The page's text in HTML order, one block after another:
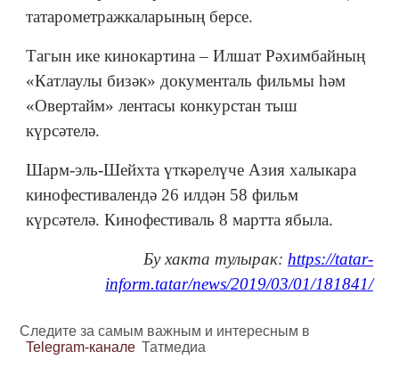
татарометражкаларының берсе.
Тагын ике кинокартина – Илшат Рәхимбайның
«Катлаулы бизәк» документаль фильмы һәм
«Овертайм» лентасы конкурстан тыш
күрсәтелә.
Шарм-эль-Шейхта үткәрелүче Азия халыкара
кинофестивалендә 26 илдән 58 фильм
күрсәтелә. Кинофестиваль 8 мартта ябыла.
Бу хакта тулырак: https://tatar-
inform.tatar/news/2019/03/01/181841/
Следите за самым важным и интересным в
Telegram-канале Татмедиа